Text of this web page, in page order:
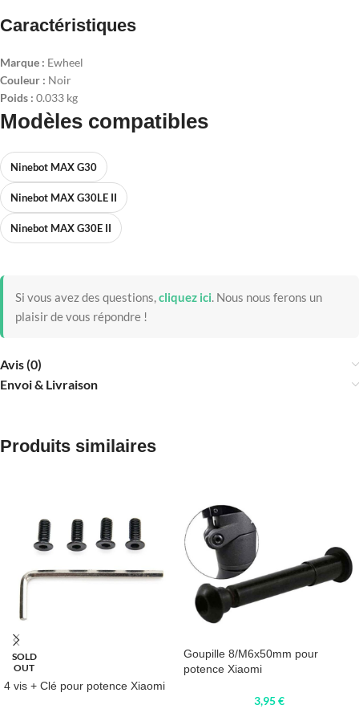
Caractéristiques
Marque : Ewheel
Couleur : Noir
Poids : 0.033 kg
Modèles compatibles
Ninebot MAX G30
Ninebot MAX G30LE II
Ninebot MAX G30E II
Si vous avez des questions,cliquez ici. Nous nous ferons un
plaisir de vous répondre !
Avis (0)
Envoi & Livraison
Produits similaires
SOLD
OUT
4 vis + Clé pour potence Xiaomi
Goupille 8/M6x50mm pour
potence Xiaomi
3,95€